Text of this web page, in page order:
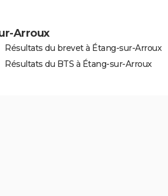
Arroux
Résultats du brevet à Étang-sur-Arroux
Résultats du BTS à Étang-sur-Arroux